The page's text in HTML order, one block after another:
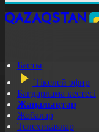
Басты
Тікелей эфир
Бағдарлама кестесі
Жаңалықтар
Жобалар
Телехикаялар